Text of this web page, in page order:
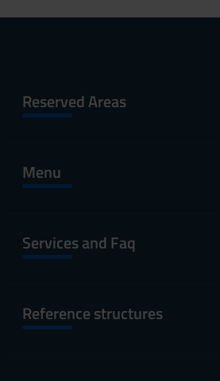
Reserved Areas
Menu
Services and Faq
Reference structures